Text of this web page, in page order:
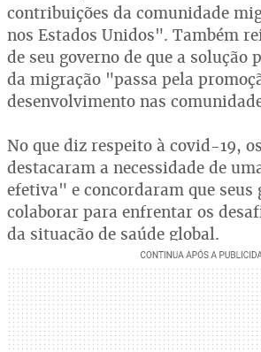
contribuições da comunidade
nos Estados Unidos". Também
de seu governo de que a solução
da migração "passa pela
desenvolvimento nas
No que diz respeito à covid-19,
destacaram a necessidade de
efetiva" e concordaram que seus
colaborar para enfrentar os
da situação de saúde global.